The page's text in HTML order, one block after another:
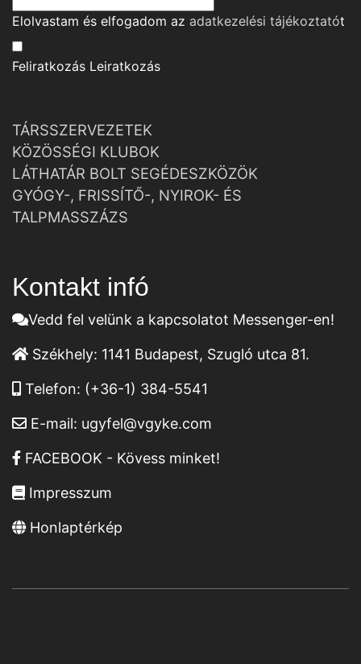
Elolvastam és elfogadom az adatkezelési tájékoztatót
Feliratkozás Leiratkozás
TÁRSSZERVEZETEK
KÖZÖSSÉGI KLUBOK
LÁTHATÁR BOLT SEGÉDESZKÖZÖK
GYÓGY-, FRISSÍTŐ-, NYIROK- ÉS
TALPMASSZÁZS
Kontakt infó
Vedd fel velünk a kapcsolatot Messenger-en!
Székhely: 1141 Budapest, Szugló utca 81.
Telefon: (+36-1) 384-5541
E-mail: ugyfel@vgyke.com
FACEBOOK - Kövess minket!
Impresszum
Honlaptérkép